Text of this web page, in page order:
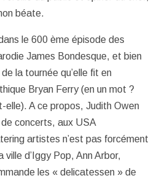
béate.
le 600 ème épisode des
James Bondesque, et bien
la tournée qu’elle fit en
Bryan Ferry (en un mot ?
elle). A ce propos, Judith Owen
concerts, aux USA
artistes n’est pas forcément
d’Iggy Pop, Ann Arbor,
les « delicatessen » de